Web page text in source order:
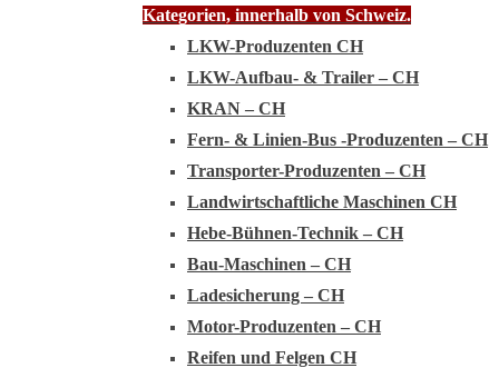
Kategorien, innerhalb von Schweiz.
LKW-Produzenten CH
LKW-Aufbau- & Trailer – CH
KRAN – CH
Fern- & Linien-Bus -Produzenten – CH
Transporter-Produzenten – CH
Landwirtschaftliche Maschinen CH
Hebe-Bühnen-Technik – CH
Bau-Maschinen – CH
Ladesicherung – CH
Motor-Produzenten – CH
Reifen und Felgen CH